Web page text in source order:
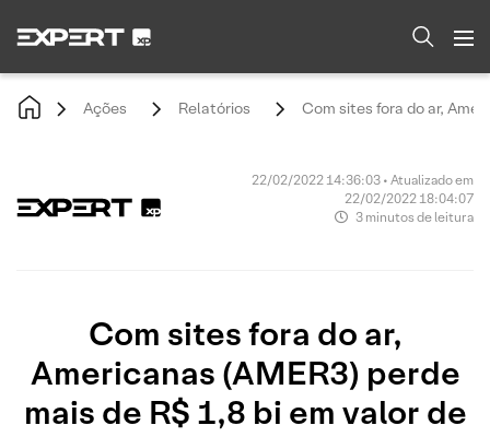
Ações Relatórios Com sites fora do ar,
22/02/2022 14:36:03 • Atualizado em
22/02/2022 18:04:07
3 minutos de leitura
Com sites fora do ar,
Americanas (AMER3) perde
mais de R$ 1,8 bi em valor de